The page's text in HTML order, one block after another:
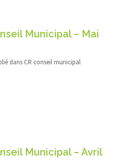
Municipal – Mai
dans CR conseil municipal
Municipal – Avril